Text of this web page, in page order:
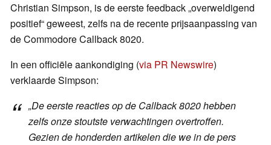
Christian Simpson, is de eerste feedback „overweldigend
positief“ geweest, zelfs na de recente prijsaanpassing van
de Commodore Callback 8020.
In een officiële aankondiging (via PR Newswire)
verklaarde Simpson:
„De eerste reacties op de Callback 8020 hebben
zelfs onze stoutste verwachtingen overtroffen.
Gezien de honderden artikelen die we in de pers